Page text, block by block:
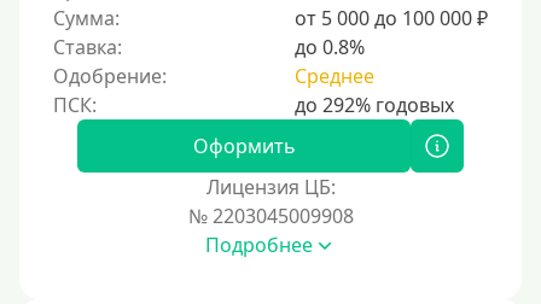
Сумма:
от 5 000 до 100 000 ₽
Ставка:
до 0.8%
Одобрение:
Среднее
Оформить
Лицензия ЦБ:
№ 2203045009908
Подробнее